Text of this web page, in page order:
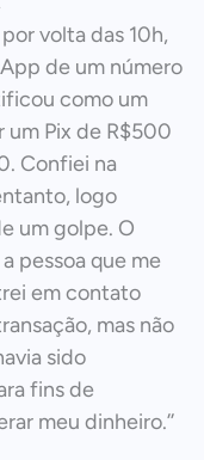
volta das 10h,
de um número
como um
um Pix de R$500
Confiei na
logo
um golpe. O
pessoa que me
em contato
mas não
sido
fins de
meu dinheiro.’’